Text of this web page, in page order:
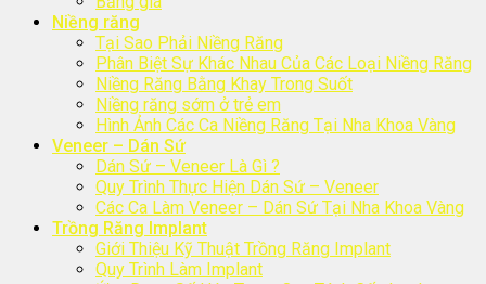
Niềng răng
Tại Sao Phải Niềng Răng
Phân Biệt Sự Khác Nhau Của Các Loại Niềng Răng
Niềng Răng Bằng Khay Trong Suốt
Niềng răng sớm ở trẻ em
Hình Ảnh Các Ca Niềng Răng Tại Nha Khoa Vàng
Veneer – Dán Sứ
Dán Sứ – Veneer Là Gì ?
Quy Trình Thực Hiện Dán Sứ – Veneer
Các Ca Làm Veneer – Dán Sứ Tại Nha Khoa Vàng
Trồng Răng Implant
Giới Thiệu Kỹ Thuật Trồng Răng Implant
Quy Trình Làm Implant